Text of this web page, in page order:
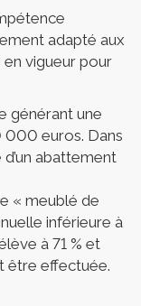
adapté aux
vigueur pour
générant une
000 euros. Dans
abattement
« meublé de
inférieure à
à 71 % et
être effectuée.